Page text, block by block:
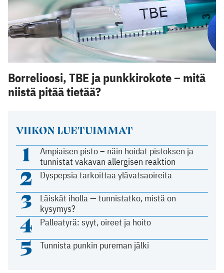
VIIKON LUETUIMMAT
1
Ampiaisen pisto – näin hoidat pistoksen ja
tunnistat vakavan allergisen reaktion
2 Dyspepsia tarkoittaa ylävatsaoireita
3
Läiskät iholla — tunnistatko, mistä on
kysymys?
4 Palleatyrä: syyt, oireet ja hoito
5 Tunnista punkin pureman jälki
Borrelioosi, TBE ja punkkirokote – mitä
niistä pitää tietää?